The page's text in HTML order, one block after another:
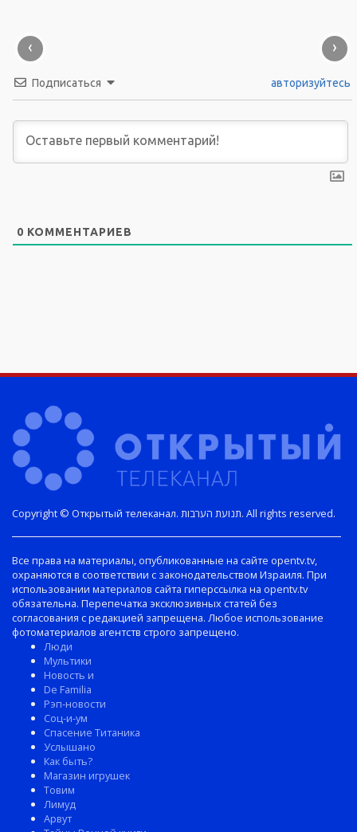
‹ ›
Подписаться авторизуйтесь
0 КОММЕНТАРИЕВ
Copyright © Открытый телеканал. תנועת הערבות. All rights reserved.
Все права на материалы, опубликованные на сайте opentv.tv,
охраняются в соответствии с законодательством Израиля. При
использовании материалов сайта гиперссылка на opentv.tv
обязательна. Перепечатка эксклюзивных статей без
согласования с редакцией запрещена. Любое использование
фотоматериалов агентств строго запрещено.
Люди
Мультики
Новость и
De Familia
Рэп-новости
Соц-и-ум
Спасение Титаника
Услышано
Как быть?
Магазин игрушек
Товим
Лимуд
Арвут